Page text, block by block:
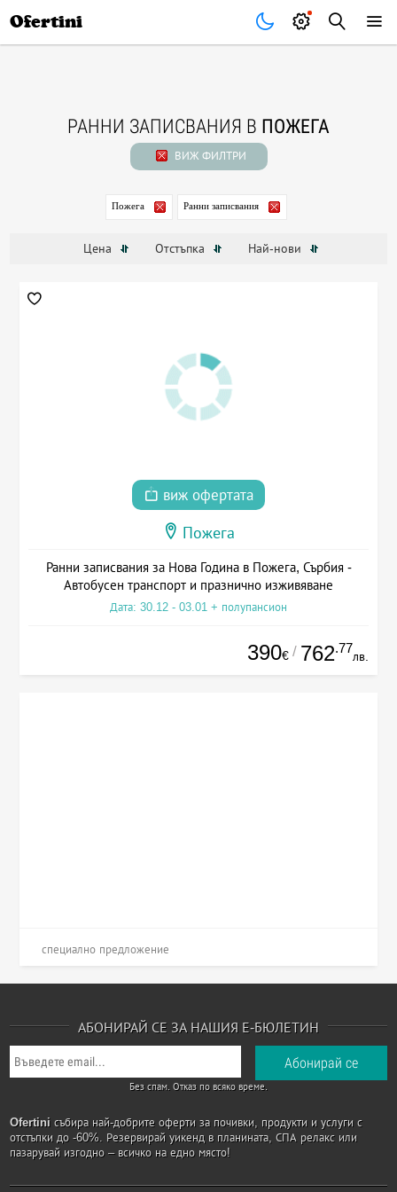
Ofertini
РАННИ ЗАПИСВАНИЯ В ПОЖЕГА
ВИЖ ФИЛТРИ
Пожега Ранни записвания
Цена Отстъпка Най-нови
виж офертата
Пожега
Ранни записвания за Нова Година в Пожега, Сърбия -
Автобусен транспорт и празнично изживяване
Дата: 30.12 - 03.01 + полупансион
390€ / 762.77
лв.
специално предложение
АБОНИРАЙ СЕ ЗА НАШИЯ Е-БЮЛЕТИН
Без спам. Отказ по всяко време.
Ofertini събира най-добрите оферти за почивки, продукти и услуги с
отстъпки до -60%. Резервирай уикенд в планината, СПА релакс или
пазарувай изгодно – всичко на едно място!